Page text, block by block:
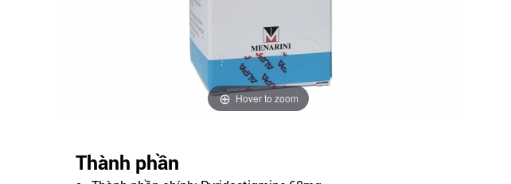
Hover to zoom
Thành phần